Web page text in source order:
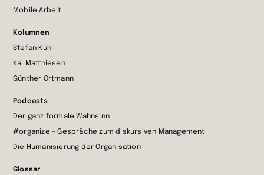
Mobile Arbeit
Kolumnen
Stefan Kühl
Kai Matthiesen
Günther Ortmann
Podcasts
Der ganz formale Wahnsinn
#organize – Gespräche zum diskursiven Management
Die Humanisierung der Organisation
Glossar